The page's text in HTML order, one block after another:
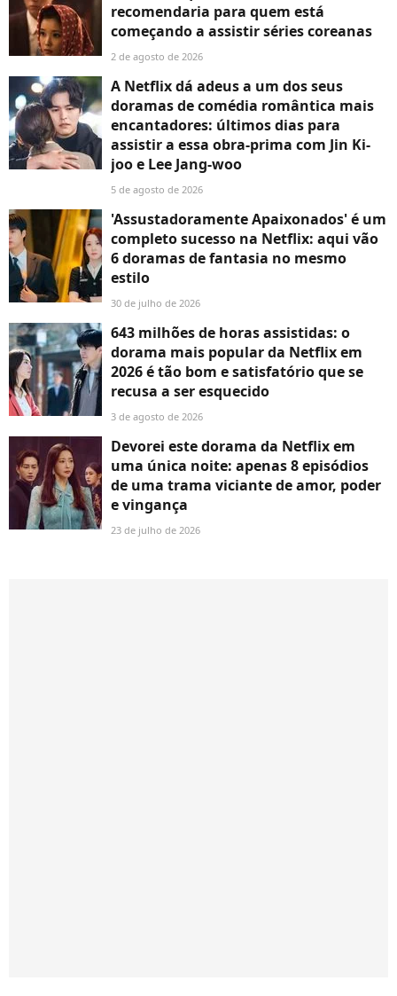
recomendaria para quem está
começando a assistir séries coreanas
2 de agosto de 2026
A Netflix dá adeus a um dos seus
doramas de comédia romântica mais
encantadores: últimos dias para
assistir a essa obra-prima com Jin Ki-
joo e Lee Jang-woo
5 de agosto de 2026
'Assustadoramente Apaixonados' é um
completo sucesso na Netflix: aqui vão
6 doramas de fantasia no mesmo
estilo
30 de julho de 2026
643 milhões de horas assistidas: o
dorama mais popular da Netflix em
2026 é tão bom e satisfatório que se
recusa a ser esquecido
3 de agosto de 2026
Devorei este dorama da Netflix em
uma única noite: apenas 8 episódios
de uma trama viciante de amor, poder
e vingança
23 de julho de 2026